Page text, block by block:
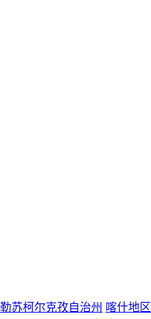
苏柯尔克孜自治州 喀什地区